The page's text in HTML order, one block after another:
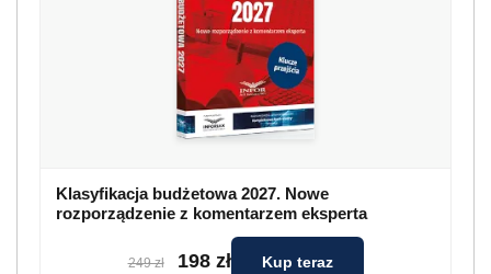
Klasyfikacja budżetowa 2027. Nowe
rozporządzenie z komentarzem eksperta
249 zł 198 zł Kup teraz